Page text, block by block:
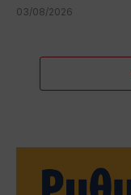
03/08/2026